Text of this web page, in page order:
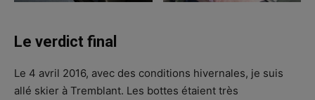
Le verdict final
Le 4 avril 2016, avec des conditions hivernales, je suis
allé skier à Tremblant. Les bottes étaient très